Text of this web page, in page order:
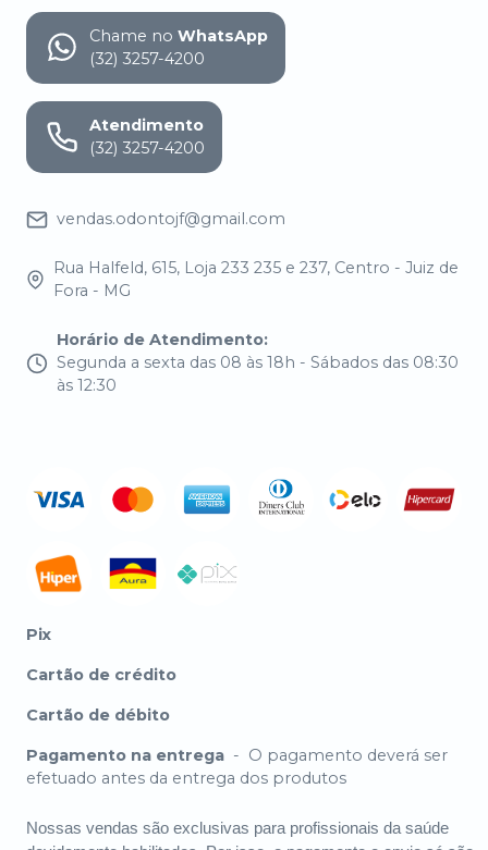
Chame no WhatsApp
(32) 3257-4200
Atendimento
(32) 3257-4200
vendas.odontojf@gmail.com
Rua Halfeld, 615, Loja 233 235 e 237, Centro - Juiz de
Fora - MG
Horário de Atendimento:
Segunda a sexta das 08 às 18h - Sábados das 08:30
às 12:30
Pix
Cartão de crédito
Cartão de débito
Pagamento na entrega - O pagamento deverá ser
efetuado antes da entrega dos produtos
Nossas vendas são exclusivas para profissionais da saúde